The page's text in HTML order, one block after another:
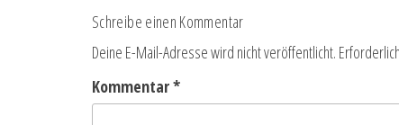
Schreibe einen Kommentar
Deine E-Mail-Adresse wird nicht veröffentlicht.
Kommentar*